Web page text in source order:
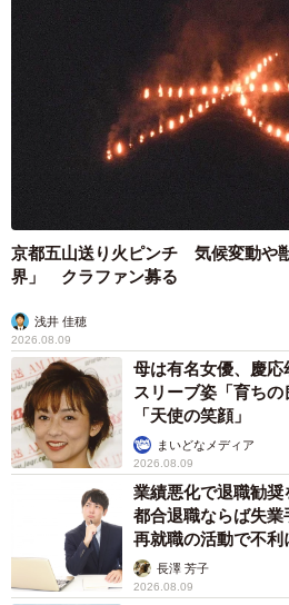
京都五山送り火ピンチ 気候変動や
界」 クラファン募る
浅井 佳穂
2026.08.09
母は有名女優、慶
スリーブ姿「育ちの
「天使の笑顔」
まいどなメディア
2026.08.09
業績悪化で退職勧
都合退職ならば失
再就職の活動で不
アカウンセラーが解
長澤 芳子
2026.08.09